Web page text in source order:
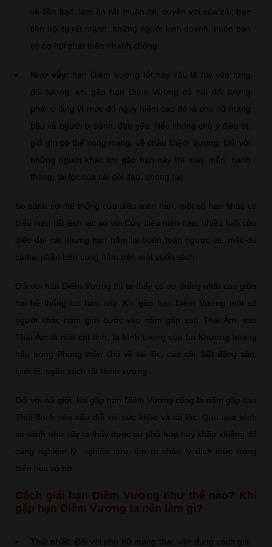
về tiền bạc, làm ăn rất thuận lợi, duyên với của cải, bạc
tiền hội tụ rất mạnh, những người kinh doanh, buôn bán
có cơ hội phát triển nhanh chóng.
Như vậy: hạn Diêm Vương tốt hay xấu là tùy vào từng
đối tượng, khi gặp hạn Diêm Vương có hai đối tượng
phải lo lắng vì mức độ nguy hiểm cao đó là phụ nữ mang
bầu và người bị bệnh, đau yếu. Nếu không chú ý điều trị,
giữ gìn có thể vong mạng, về chầu Diêm Vương. Đối với
những người khác khi gặp hạn này thì may mắn, hanh
thông, tài lộc của cải dồi dào, phong túc
So sánh với hệ thống cửu diệu niên hạn, một số hạn khác có
biểu hiện rất lệch lạc so với Cửu diệu niên hạn, nhiều tuổi cửu
diệu đại cát nhưng hạn năm lại hoàn toàn ngược lại, mặc dù
cả hai phần trên cùng nằm trên một cuốn sách.
Đối với hạn Diêm Vương thì ta thấy có sự thống nhất cao giữa
hai hệ thống coi hạn này. Khi gặp hạn Diêm Vương một số
người khác nam giới bước vào năm gặp sao Thái Âm, sao
Thái Âm là một cát tinh, là hình tượng của bà Khương hoàng
hậu trong Phong thần chủ về tài lộc, của cải, bất động sản,
kinh tế, ngân sách rất thịnh vượng.
Đối với nữ giới, khi gặp hạn Diêm Vương cũng là năm gặp sao
Thái Bạch nên xấu đối với sức khỏe và tài lộc. Qua quá trình
so sánh như vậy ta thấy được sự phù hợp hay khập khiễng để
cùng nghiệm lý, nghiên cứu, tìm ra chân lý đích thực trong
biển học vô bờ
Cách giải hạn Diêm Vương như thế nào? Khi
gặp hạn Diêm Vương ta nên làm gì?
Thứ nhất: Đối với phụ nữ mang thai, vận dụng cách giải